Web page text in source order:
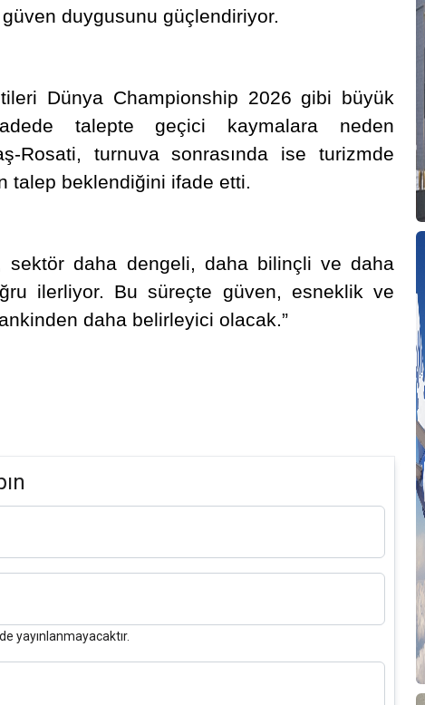
duygusunu güçlendiriyor.
Dünya Championship 2026 gibi büyük
talepte geçici kaymalara neden
Rosati, turnuva sonrasında ise turizmde
talep beklendiğini ifade etti.
sektör daha dengeli, daha bilinçli ve daha
ilerliyor. Bu süreçte güven, esneklik ve
daha belirleyici olacak.”
yayınlanmayacaktır.